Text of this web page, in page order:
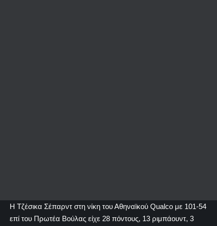
Η Τζέσικα Σέπαρντ στη νίκη του Αθηναϊκού Qualco με 101-54
επί του Πρωτέα Βούλας είχε 28 πόντους, 13 ριμπάουντ, 3